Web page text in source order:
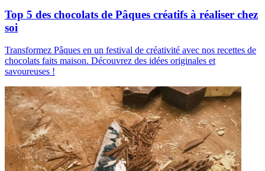
Top 5 des chocolats de Pâques créatifs à réaliser chez
soi
Transformez Pâques en un festival de créativité avec nos recettes de
chocolats faits maison. Découvrez des idées originales et
savoureuses !